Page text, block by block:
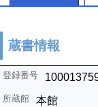
蔵書情報
本館